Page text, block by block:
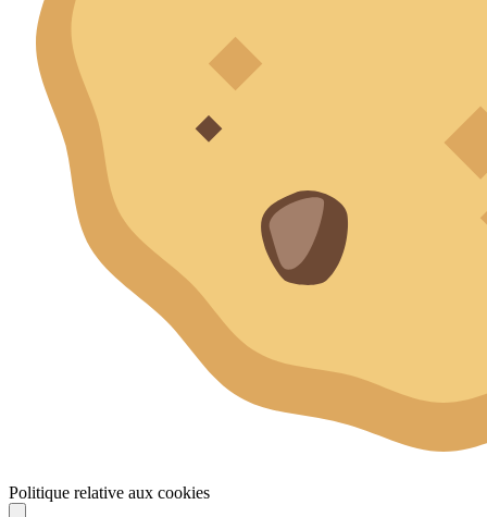
Politique relative aux cookies